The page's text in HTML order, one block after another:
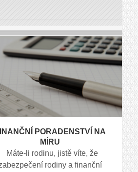
PORADENSTVÍ NA
MÍRU
Máte-li rodinu, jistě víte, že
rodiny a finanční